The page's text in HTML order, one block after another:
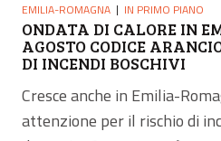
EMILIA-ROMAGNA IN PRIMO PIANO
ONDATA DI CALORE IN
AGOSTO CODICE
DI INCENDI BOSCHIVI
Cresce anche in Emilia-
attenzione per il rischio di